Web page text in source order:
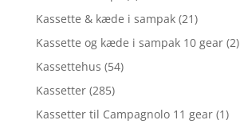
Kassette & kæde i sampak (21)
Kassette og kæde i sampak 10 gear (2)
Kassettehus (54)
Kassetter (285)
Kassetter til Campagnolo 11 gear (1)